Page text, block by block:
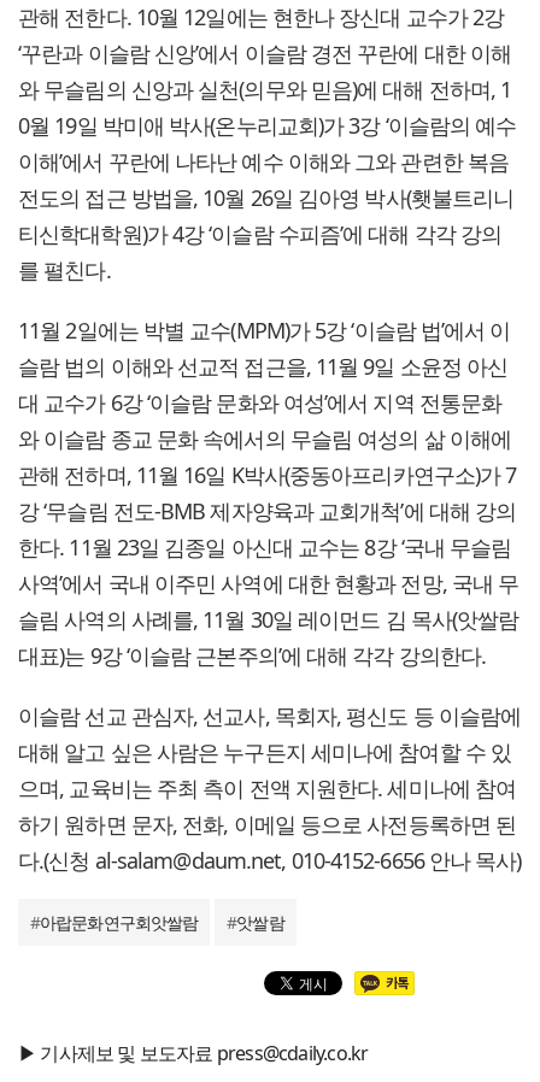
관해 전한다. 10월 12일에는 현한나 장신대 교수가 2강
‘꾸란과 이슬람 신앙’에서 이슬람 경전 꾸란에 대한 이해
와 무슬림의 신앙과 실천(의무와 믿음)에 대해 전하며, 1
0월 19일 박미애 박사(온누리교회)가 3강 ‘이슬람의 예수
이해’에서 꾸란에 나타난 예수 이해와 그와 관련한 복음
전도의 접근 방법을, 10월 26일 김아영 박사(횃불트리니
티신학대학원)가 4강 ‘이슬람 수피즘’에 대해 각각 강의
를 펼친다.
11월 2일에는 박별 교수(MPM)가 5강 ‘이슬람 법’에서 이
슬람 법의 이해와 선교적 접근을, 11월 9일 소윤정 아신
대 교수가 6강 ‘이슬람 문화와 여성’에서 지역 전통문화
와 이슬람 종교 문화 속에서의 무슬림 여성의 삶 이해에
관해 전하며, 11월 16일 K박사(중동아프리카연구소)가 7
강 ‘무슬림 전도-BMB 제자양육과 교회개척’에 대해 강의
한다. 11월 23일 김종일 아신대 교수는 8강 ‘국내 무슬림
사역’에서 국내 이주민 사역에 대한 현황과 전망, 국내 무
슬림 사역의 사례를, 11월 30일 레이먼드 김 목사(앗쌀람
대표)는 9강 ‘이슬람 근본주의’에 대해 각각 강의한다.
이슬람 선교 관심자, 선교사, 목회자, 평신도 등 이슬람에
대해 알고 싶은 사람은 누구든지 세미나에 참여할 수 있
으며, 교육비는 주최 측이 전액 지원한다. 세미나에 참여
하기 원하면 문자, 전화, 이메일 등으로 사전등록하면 된
다.(신청 al-salam@daum.net, 010-4152-6656 안나 목사)
#아랍문화연구회앗쌀람 #앗쌀람
▶ 기사제보 및 보도자료 press@cdaily.co.kr